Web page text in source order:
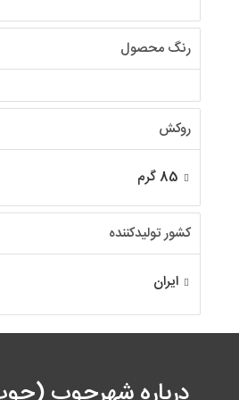
رنگ محصول
روکش
85 گرم
کشور تولیدکننده
ایران